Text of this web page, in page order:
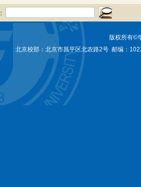
版权所有©
北京校部：北京市昌平区北农路2号 邮编：